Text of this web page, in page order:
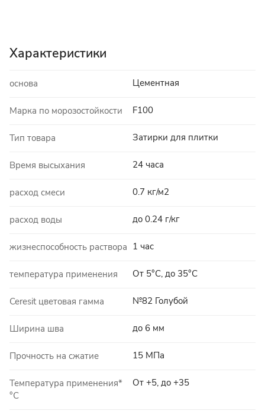
Характеристики
основа Цементная
Марка по морозостойкости F100
Тип товара Затирки для плитки
Время высыхания 24 часа
расход смеси 0.7 кг/м2
расход воды до 0.24 г/кг
жизнеспособность раствора 1 час
температура применения От 5°C, до 35°C
Ceresit цветовая гамма №82 Голубой
Ширина шва до 6 мм
Прочность на сжатие 15 МПа
Температура применения*
°C
От +5, до +35